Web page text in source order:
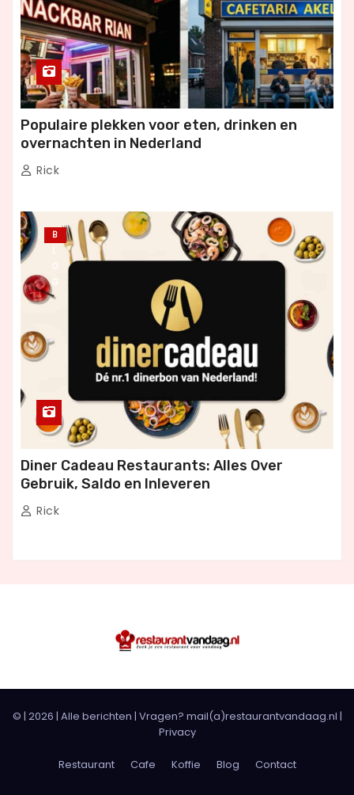
Populaire plekken voor eten, drinken en
overnachten in Nederland
Rick
B
L
O
G
Diner Cadeau Restaurants: Alles Over
Gebruik, Saldo en Inleveren
Rick
© | 2026 | Alle berichten | Vragen? mail(a)restaurantvandaag.nl |
Privacy
Restaurant Cafe Koffie Blog Contact